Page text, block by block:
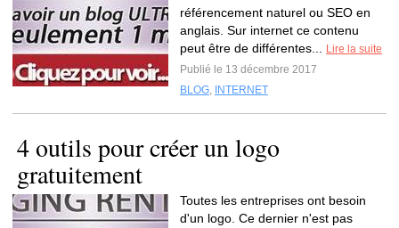
référencement naturel ou SEO en
anglais. Sur internet ce contenu
peut être de différentes...
Lire la suite
Publié le 13 décembre 2017
BLOG, INTERNET
4 outils pour créer un logo
gratuitement
Toutes les entreprises ont besoin
d'un logo. Ce dernier n'est pas